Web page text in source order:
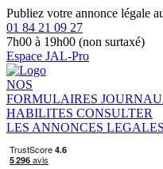
Publiez votre annonce légale
01 84 21 09 27
7h00 à 19h00 (non surtaxé)
Espace JAL-Pro
NOS
FORMULAIRES
HABILITES CONSULTER
LES ANNONCES LEGALES